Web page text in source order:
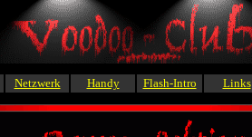
Netzwerk Handy Flash-Intro Links